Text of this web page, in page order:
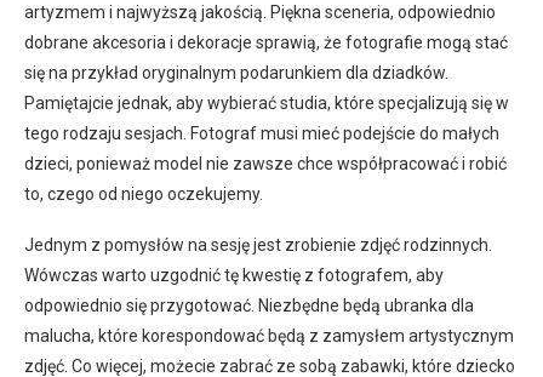
artyzmem i najwyższą jakością. Piękna sceneria, odpowiednio
dobrane akcesoria i dekoracje sprawią, że fotografie mogą stać
się na przykład oryginalnym podarunkiem dla dziadków.
Pamiętajcie jednak, aby wybierać studia, które specjalizują się w
tego rodzaju sesjach. Fotograf musi mieć podejście do małych
dzieci, ponieważ model nie zawsze chce współpracować i robić
to, czego od niego oczekujemy.
Jednym z pomysłów na sesję jest zrobienie zdjęć rodzinnych.
Wówczas warto uzgodnić tę kwestię z fotografem, aby
odpowiednio się przygotować. Niezbędne będą ubranka dla
malucha, które korespondować będą z zamysłem artystycznym
zdjęć. Co więcej, możecie zabrać ze sobą zabawki, które dziecko